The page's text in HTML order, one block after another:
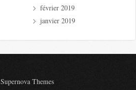
février 2019
janvier 2019
Supernova Themes